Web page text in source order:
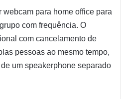
para home office para
com frequência. O
com cancelamento de
pessoas ao mesmo tempo,
um speakerphone separado